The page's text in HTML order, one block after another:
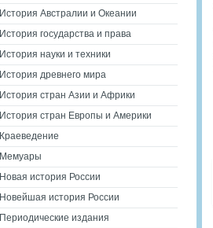
История Австралии и Океании
История государства и права
История науки и техники
История древнего мира
История стран Азии и Африки
История стран Европы и Америки
Краеведение
Мемуары
Новая история России
Новейшая история России
Периодические издания